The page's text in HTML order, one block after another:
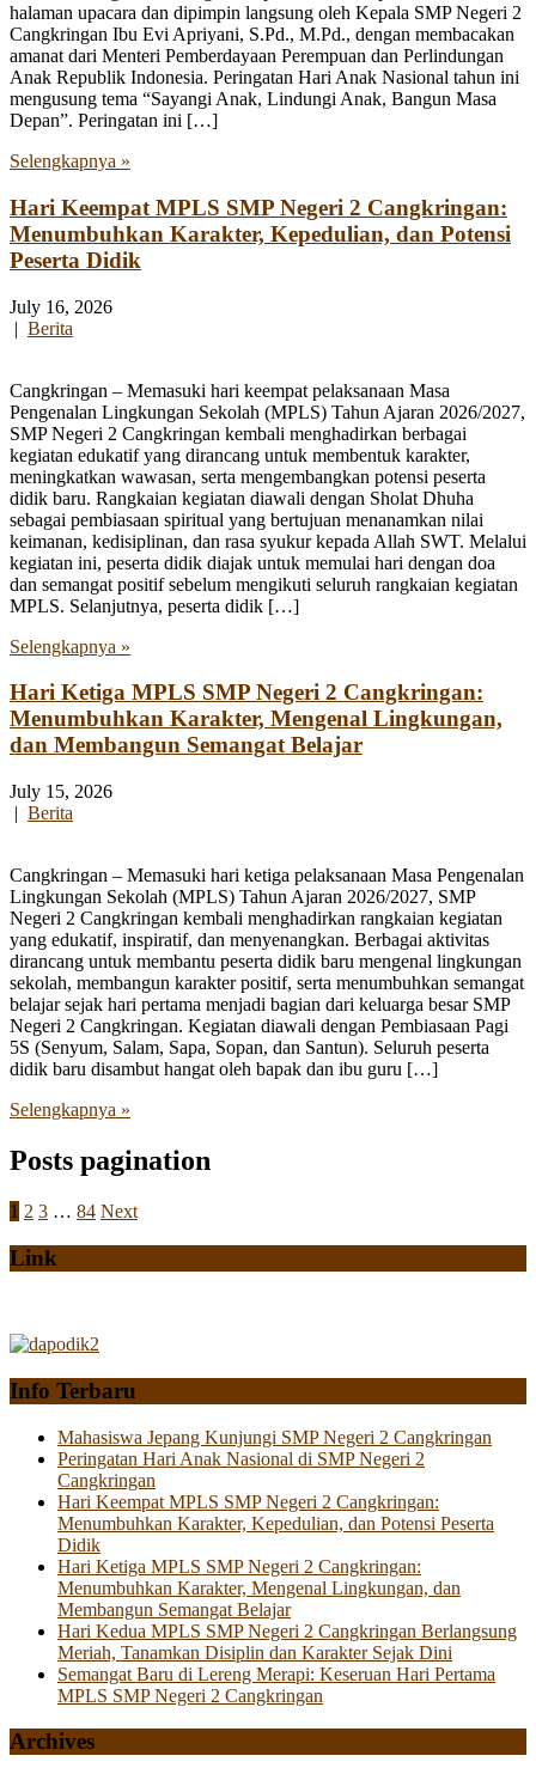
halaman upacara dan dipimpin langsung oleh Kepala SMP Negeri 2
Cangkringan Ibu Evi Apriyani, S.Pd., M.Pd., dengan membacakan
amanat dari Menteri Pemberdayaan Perempuan dan Perlindungan
Anak Republik Indonesia. Peringatan Hari Anak Nasional tahun ini
mengusung tema “Sayangi Anak, Lindungi Anak, Bangun Masa
Depan”. Peringatan ini […]
Selengkapnya »
Hari Keempat MPLS SMP Negeri 2 Cangkringan:
Menumbuhkan Karakter, Kepedulian, dan Potensi
Peserta Didik
July 16, 2026
| Berita
Cangkringan – Memasuki hari keempat pelaksanaan Masa
Pengenalan Lingkungan Sekolah (MPLS) Tahun Ajaran 2026/2027,
SMP Negeri 2 Cangkringan kembali menghadirkan berbagai
kegiatan edukatif yang dirancang untuk membentuk karakter,
meningkatkan wawasan, serta mengembangkan potensi peserta
didik baru. Rangkaian kegiatan diawali dengan Sholat Dhuha
sebagai pembiasaan spiritual yang bertujuan menanamkan nilai
keimanan, kedisiplinan, dan rasa syukur kepada Allah SWT. Melalui
kegiatan ini, peserta didik diajak untuk memulai hari dengan doa
dan semangat positif sebelum mengikuti seluruh rangkaian kegiatan
MPLS. Selanjutnya, peserta didik […]
Selengkapnya »
Hari Ketiga MPLS SMP Negeri 2 Cangkringan:
Menumbuhkan Karakter, Mengenal Lingkungan,
dan Membangun Semangat Belajar
July 15, 2026
| Berita
Cangkringan – Memasuki hari ketiga pelaksanaan Masa Pengenalan
Lingkungan Sekolah (MPLS) Tahun Ajaran 2026/2027, SMP
Negeri 2 Cangkringan kembali menghadirkan rangkaian kegiatan
yang edukatif, inspiratif, dan menyenangkan. Berbagai aktivitas
dirancang untuk membantu peserta didik baru mengenal lingkungan
sekolah, membangun karakter positif, serta menumbuhkan semangat
belajar sejak hari pertama menjadi bagian dari keluarga besar SMP
Negeri 2 Cangkringan. Kegiatan diawali dengan Pembiasaan Pagi
5S (Senyum, Salam, Sapa, Sopan, dan Santun). Seluruh peserta
didik baru disambut hangat oleh bapak dan ibu guru […]
Selengkapnya »
Posts pagination
1 2 3 … 84 Next
Link
Info Terbaru
Mahasiswa Jepang Kunjungi SMP Negeri 2 Cangkringan
Peringatan Hari Anak Nasional di SMP Negeri 2
Cangkringan
Hari Keempat MPLS SMP Negeri 2 Cangkringan:
Menumbuhkan Karakter, Kepedulian, dan Potensi Peserta
Didik
Hari Ketiga MPLS SMP Negeri 2 Cangkringan:
Menumbuhkan Karakter, Mengenal Lingkungan, dan
Membangun Semangat Belajar
Hari Kedua MPLS SMP Negeri 2 Cangkringan Berlangsung
Meriah, Tanamkan Disiplin dan Karakter Sejak Dini
Semangat Baru di Lereng Merapi: Keseruan Hari Pertama
MPLS SMP Negeri 2 Cangkringan
Archives